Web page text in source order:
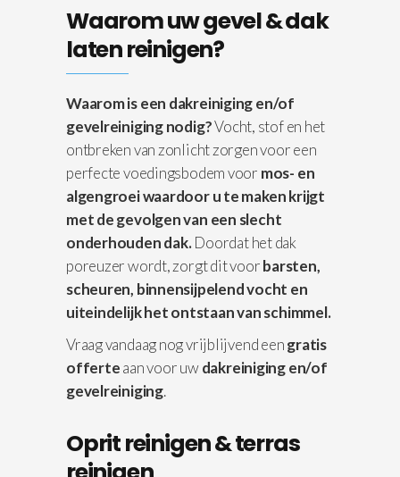
Waarom uw gevel & dak
laten reinigen?
Waarom is een dakreiniging en/of
gevelreiniging nodig?Vocht, stof en het
ontbreken van zonlicht zorgen voor een
perfecte voedingsbodem voor mos- en
algengroei waardoor u te maken krijgt
met de gevolgen van een slecht
onderhouden dak.Doordat het dak
poreuzer wordt, zorgt dit voorbarsten,
scheuren, binnensijpelend vocht en
uiteindelijk het ontstaan van schimmel.
Vraag vandaag nog vrijblijvend eengratis
offerteaan voor uwdakreiniging en/of
gevelreiniging.
Oprit reinigen & terras